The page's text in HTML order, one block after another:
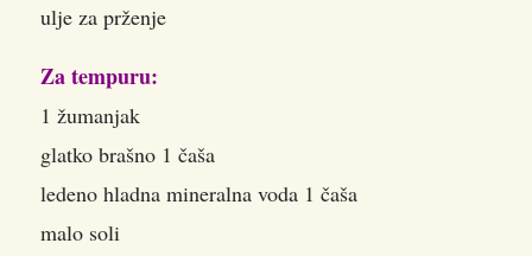
ulje za prženje
Za tempuru:
1 žumanjak
glatko brašno 1 čaša
ledeno hladna mineralna voda 1 čaša
malo soli